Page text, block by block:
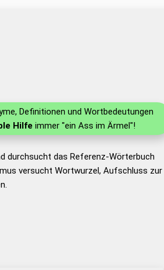
Definitionen und Wortbedeutungen
Hilfe immer "ein Ass im Ärmel"!
durchsucht das Referenz-Wörterbuch
versucht Wortwurzel, Aufschluss zur